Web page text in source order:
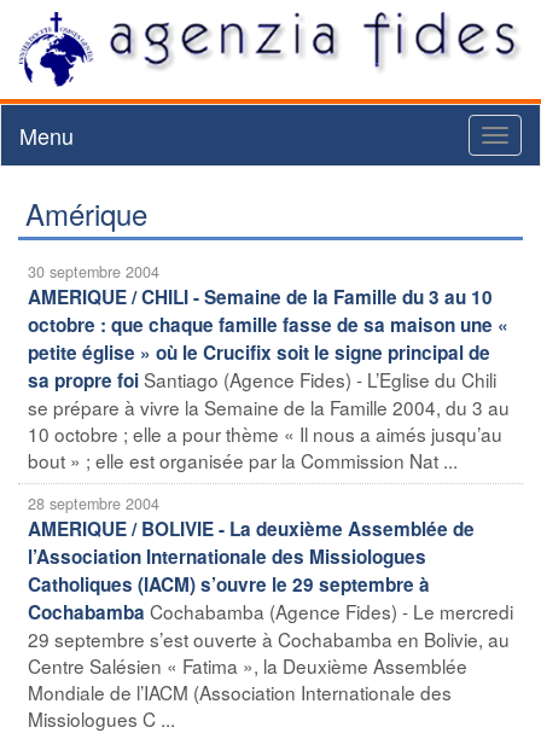
Menu
Amérique
30 septembre 2004
AMERIQUE / CHILI - Semaine de la Famille du 3 au 10
octobre : que chaque famille fasse de sa maison une «
petite église » où le Crucifix soit le signe principal de
sa propre foiSantiago (Agence Fides) - L’Eglise du Chili
se prépare à vivre la Semaine de la Famille 2004, du 3 au
10 octobre ; elle a pour thème « Il nous a aimés jusqu’au
bout » ; elle est organisée par la Commission Nat ...
28 septembre 2004
AMERIQUE / BOLIVIE - La deuxième Assemblée de
l’Association Internationale des Missiologues
Catholiques (IACM) s’ouvre le 29 septembre à
Cochabamba Cochabamba (Agence Fides) - Le mercredi
29 septembre s’est ouverte à Cochabamba en Bolivie, au
Centre Salésien « Fatima », la Deuxième Assemblée
Mondiale de l’IACM (Association Internationale des
Missiologues C ...